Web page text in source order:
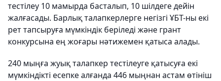
тестілеу 10 мамырда басталып, 10 шілдеге дейін
жалғасады. Барлық талапкерлерге негізгі ҰБТ-ны екі
рет тапсыруға мүмкіндік беріледі және грант
конкурсына ең жоғары нәтижемен қатыса алады.
240 мыңға жуық талапкер тестілеуге қатысуға екі
мүмкіндікті есепке алғанда 446 мыңнан астам өтініш